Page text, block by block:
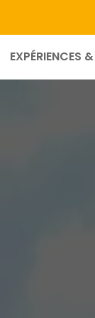
EXPÉRIENCES